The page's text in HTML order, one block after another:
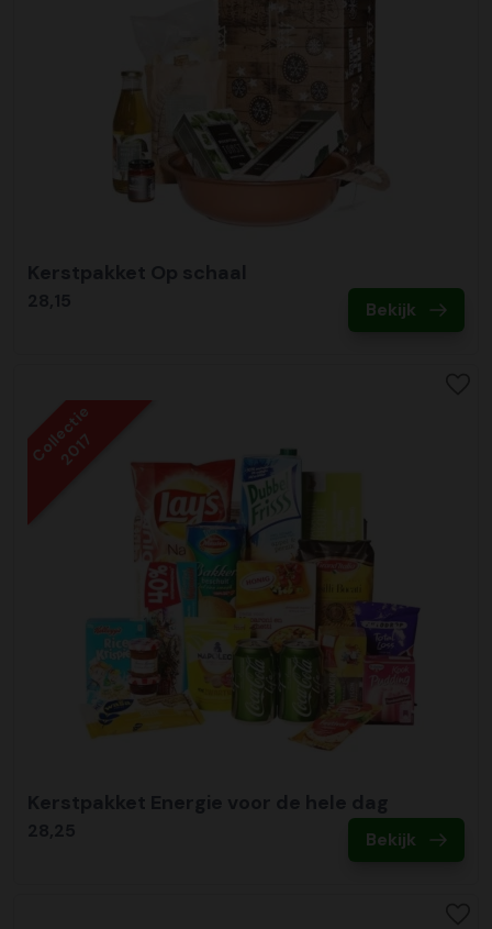
Bekijk
Collectie
2017
Bekijk